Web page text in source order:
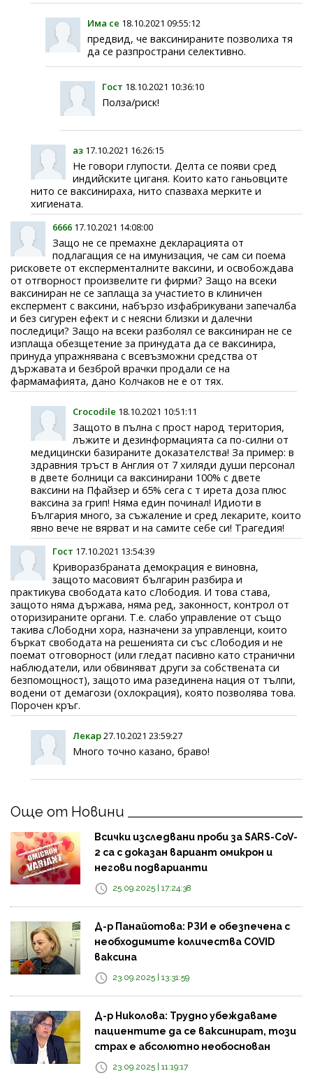
Има се 18.10.2021 09:55:12
предвид, че ваксинираните позволиха тя
да се разпространи селективно.
Гост 18.10.2021 10:36:10
Полза/риск!
аз 17.10.2021 16:26:15
Не говори глупости. Делта се появи сред
индийските циганя. Които като ганьовците
нито се ваксинираха, нито спазваха мерките и
хигиената.
6666 17.10.2021 14:08:00
Защо не се премахне декларацията от
подлагащия се на имунизация, че сам си поема
рисковете от експерменталните ваксини, и освобождава
от отгворност произвелите ги фирми? Защо на всеки
ваксиниран не се заплаща за участието в клиничен
експермент с ваксини, набързо изфабрикувани запечалба
и без сигурен ефект и с неясни близки и далечни
последици? Защо на всеки разболял се ваксиниран не се
изплаща обезщетение за принудата да се ваксинира,
принуда упражнявана с всевъзможни средства от
държавата и безброй врачки продали се на
фармамафията, дано Колчаков не е от тях.
Crocodile 18.10.2021 10:51:11
Защото в пълна с прост народ територия,
лъжите и дезинформацията са по-силни от
медицински базираните доказателства! За пример: в
здравния тръст в Англия от 7 хиляди души персонал
в двете болници са ваксинирани 100% с двете
ваксини на Пфайзер и 65% сега с т ирета доза плюс
ваксина за грип! Няма един починал! Идиоти в
България много, за съжаление и сред лекарите, които
явно вече не вярват и на самите себе си! Трагедия!
Гост 17.10.2021 13:54:39
Криворазбраната демокрация е виновна,
защото масовият българин разбира и
практикува свободата като сЛободия. И това става,
защото няма държава, няма ред, законност, контрол от
оторизираните органи. Т.е. слабо управление от също
такива сЛободни хора, назначени за управленци, които
бъркат свободата на решенията си със сЛободия и не
поемат отговорност (или гледат пасивно като странични
наблюдатели, или обвиняват други за собствената си
безпомощност), защото има разединена нация от тълпи,
водени от демагози (охлокрация), която позволява това.
Порочен кръг.
Лекар27.10.2021 23:59:27
Много точно казано, браво!
Още от Новини
Всички изследвани проби за SARS-CoV-
2 са с доказан вариант омикрон и
негови подварианти
25.09.2025 | 17:24:38
Д-р Панайотова: РЗИ е обезпечена с
необходимите количества COVID
ваксина
23.09.2025 | 13:31:59
Д-р Николова: Трудно убеждаваме
пациентите да се ваксинират, този
страх е абсолютно необоснован
23.09.2025 | 11:19:17